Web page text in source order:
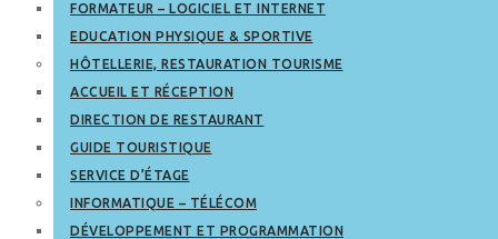
FORMATEUR – LOGICIEL ET INTERNET
EDUCATION PHYSIQUE & SPORTIVE
HÔTELLERIE, RESTAURATION TOURISME
ACCUEIL ET RÉCEPTION
DIRECTION DE RESTAURANT
GUIDE TOURISTIQUE
SERVICE D’ÉTAGE
INFORMATIQUE – TÉLÉCOM
DÉVELOPPEMENT ET PROGRAMMATION